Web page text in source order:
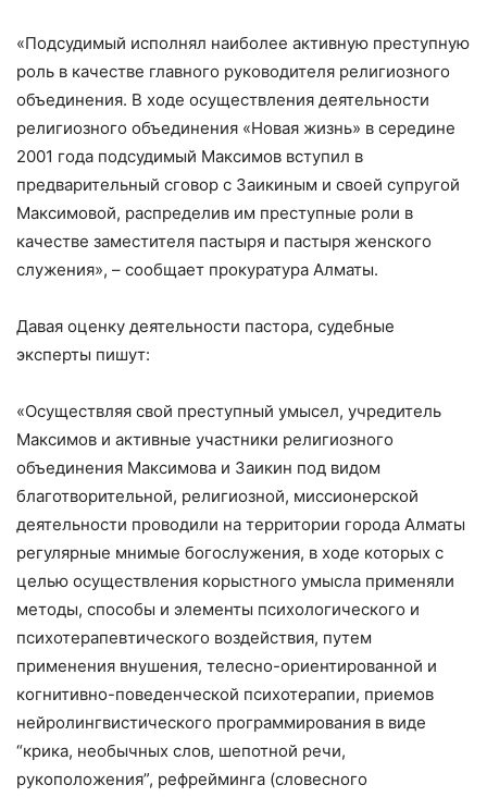
«Подсудимый исполнял наиболее активную преступную
роль в качестве главного руководителя религиозного
объединения. В ходе осуществления деятельности
религиозного объединения «Новая жизнь» в середине
2001 года подсудимый Максимов вступил в
предварительный сговор с Заикиным и своей супругой
Максимовой, распределив им преступные роли в
качестве заместителя пастыря и пастыря женского
служения», – сообщает прокуратура Алматы.
Давая оценку деятельности пастора, судебные
эксперты пишут:
«Осуществляя свой преступный умысел, учредитель
Максимов и активные участники религиозного
объединения Максимова и Заикин под видом
благотворительной, религиозной, миссионерской
деятельности проводили на территории города Алматы
регулярные мнимые богослужения, в ходе которых с
целью осуществления корыстного умысла применяли
методы, способы и элементы психологического и
психотерапевтического воздействия, путем
применения внушения, телесно-ориентированной и
когнитивно-поведенческой психотерапии, приемов
нейролингвистического программирования в виде
“крика, необычных слов, шепотной речи,
рукоположения”, рефрейминга (словесного